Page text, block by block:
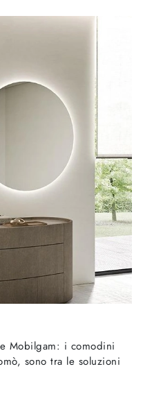
Mobilgam: i comodini
sono tra le soluzioni